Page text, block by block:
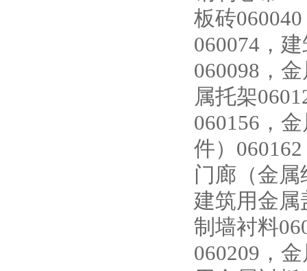
板砖
060074，
060098，
属托架
060156，
件）
门廊（金属
建筑用金属
制墙衬料
060209，